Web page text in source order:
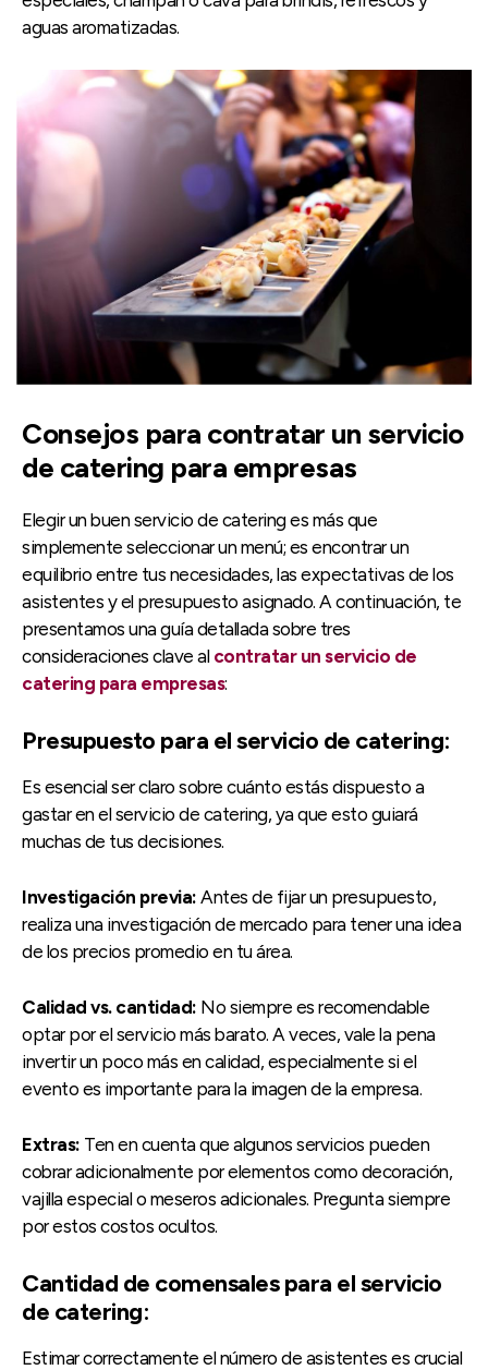
aguas aromatizadas.
Consejos para contratar un servicio
de catering para empresas
Elegir un buen servicio de catering es más que
simplemente seleccionar un menú; es encontrar un
equilibrio entre tus necesidades, las expectativas de los
asistentes y el presupuesto asignado. A continuación, te
presentamos una guía detallada sobre tres
consideraciones clave al contratar un servicio de
catering para empresas:
Presupuesto para el servicio de catering:
Es esencial ser claro sobre cuánto estás dispuesto a
gastar en el servicio de catering, ya que esto guiará
muchas de tus decisiones.
Investigación previa: Antes de fijar un presupuesto,
realiza una investigación de mercado para tener una idea
de los precios promedio en tu área.
Calidad vs. cantidad: No siempre es recomendable
optar por el servicio más barato. A veces, vale la pena
invertir un poco más en calidad, especialmente si el
evento es importante para la imagen de la empresa.
Extras: Ten en cuenta que algunos servicios pueden
cobrar adicionalmente por elementos como decoración,
vajilla especial o meseros adicionales. Pregunta siempre
por estos costos ocultos.
Cantidad de comensales para el servicio
de catering:
Estimar correctamente el número de asistentes es crucial